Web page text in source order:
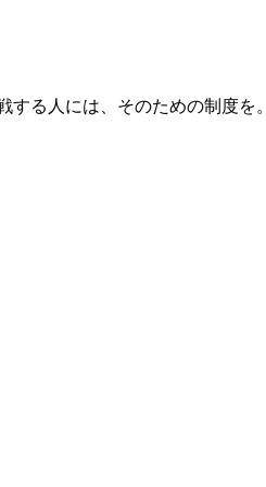
する人には、そのための制度を。